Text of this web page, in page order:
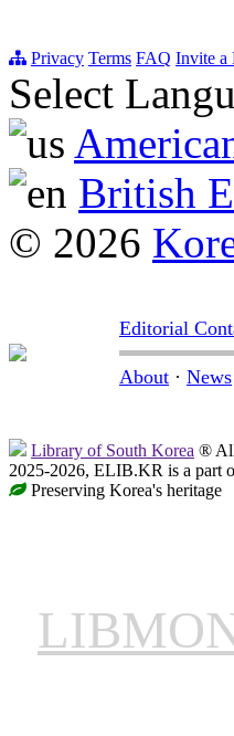
Privacy Terms FAQ Invite a
Select
British
© 2026
Editorial
About · News
Library of South Korea ® All
2025-2026, ELIB.KR is a part
Preserving Korea's heritage